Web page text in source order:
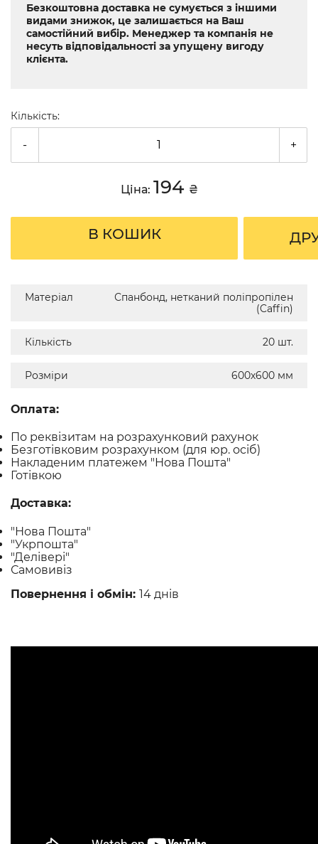
Безкоштовна доставка не сумується з іншими
видами знижок, це залишається на Ваш
самостійний вибір. Менеджер та компанія не
несуть відповідальності за упущену вигоду
клієнта.
Кількість:
- +
Ціна: 194 ₴
В КОШИК
Матеріал
Спанбонд, нетканий поліпропілен
(Caffin)
Кількість 20 шт.
Розміри 600х600 мм
Оплата:
По реквізитам на розрахунковий рахунок
Безготівковим розрахунком (для юр. осіб)
Накладеним платежем "Нова Пошта"
Готівкою
Доставка:
"Нова Пошта"
"Укрпошта"
"Делівері"
Самовивіз
Повернення і обмін: 14 днів